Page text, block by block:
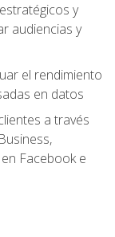
y
audiencias y
el rendimiento
en datos
a través
Facebook e